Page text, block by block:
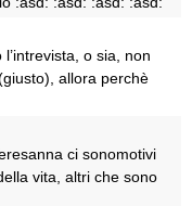
o sia, non
allora perchè
ci sonomotivi
vita, altri che sono